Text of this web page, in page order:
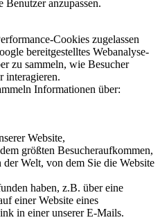
Benutzer anzupassen.
Cookies zugelassen
bereitgestelltes Webanalyse-
zu sammeln, wie Besucher
interagieren.
Informationen über:
Website,
größten Besucheraufkommen,
Welt, von dem Sie die Website
haben, z.B. über eine
einer Website eines
in einer unserer E-Mails.